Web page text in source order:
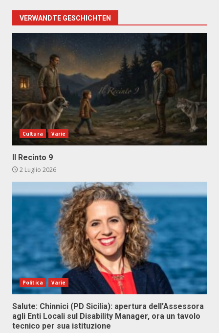
VERWANDTE GESCHICHTEN
Cultura Varie
Il Recinto 9
2 Luglio 2026
Politica Varie
Salute: Chinnici (PD Sicilia): apertura dell’Assessora
agli Enti Locali sul Disability Manager, ora un tavolo
tecnico per sua istituzione